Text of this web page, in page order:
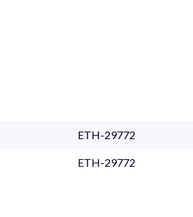
ETH-29772
ETH-29772